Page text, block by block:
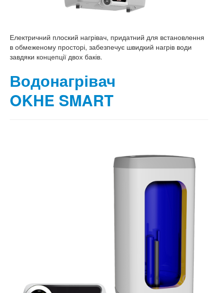
Електричний плоский нагрівач, придатний для встановлення
в обмеженому просторі, забезпечує швидкий нагрів води
завдяки концепції двох баків.
Водонагрівач
OKHE SMART